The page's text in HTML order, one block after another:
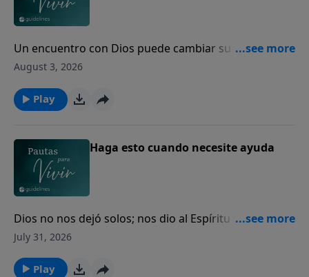
Un encuentro con Dios puede cambiar su vida para
siempre.
August 3, 2026
Play
Haga esto cuando necesite ayuda
Dios no nos dejó solos; nos dio al Espíritu Santo para
guiarnos, fortalecernos y acompañarnos cada día.
July 31, 2026
Play